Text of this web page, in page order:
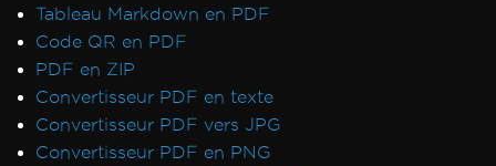
MemoryStream
Rendre la vue en chaîne
Alternatives à System.Drawing.Common
(.NET 7 & Non-Windows)
En-têtes de tableau
Utiliser la compilation ReadyToRun
Tableau Markdown en PDF
Code QR en PDF
PDF en ZIP
Convertisseur PDF en texte
Convertisseur PDF vers JPG
Convertisseur PDF en PNG